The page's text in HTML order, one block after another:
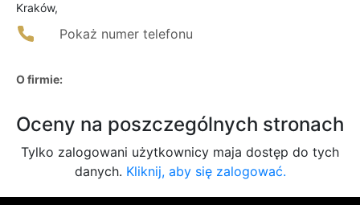
Kraków,
Pokaż numer telefonu
O firmie:
Oceny na poszczególnych stronach
Tylko zalogowani użytkownicy maja dostęp do tych
danych. Kliknij, aby się zalogować.